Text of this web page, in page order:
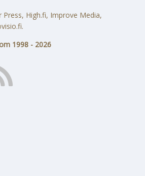
Press, High.fi, Improve Media,
1998 - 2026